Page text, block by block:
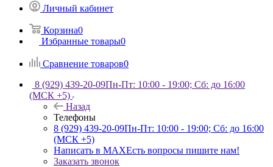
Личный кабинет
Корзина0
Избранные товары0
Сравнение товаров0
8 (929) 439-20-09Пн-Пт: 10:00 - 19:00; Сб: до 16:00
(МСК +5)
Назад
Телефоны
8 (929) 439-20-09Пн-Пт: 10:00 - 19:00; Сб: до 16:00
(МСК +5)
Написать в MAXЕсть вопросы пишите нам!
Заказать звонок